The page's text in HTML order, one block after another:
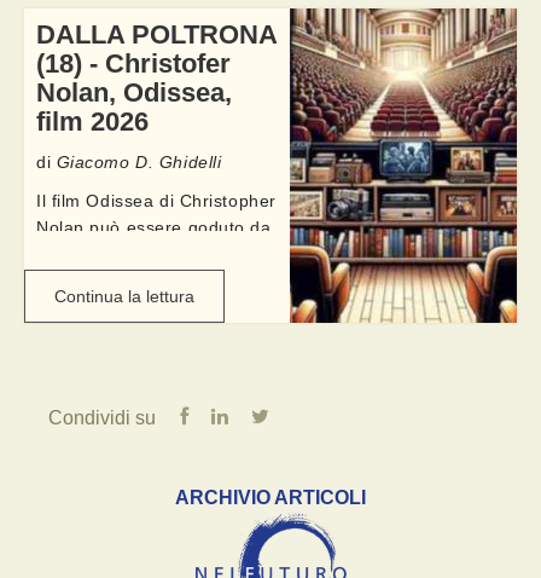
DALLA POLTRONA
(18) - Christofer
Nolan, Odissea,
film 2026
di Giacomo D. Ghidelli
Il film Odissea di Christopher
Nolan può essere goduto da
quasi tre ore di spettacolo
azione, di ...
Continua la lettura
Condividi su
ARCHIVIO ARTICOLI